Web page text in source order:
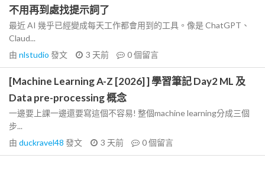
不用再到處找提示詞了
最近 AI 幾乎已經變成每天工作都會用到的工具。像是 ChatGPT、
Claud...
由 nlstudio 發文 3 天前 0個留言
[Machine Learning A-Z [2026] ] 學習筆記 Day2 ML 及
Data pre-processing 概念
一邊要上課一邊還要寫這個不容易! 整個machine learning分成三個
步...
由 duckravel48 發文 3 天前 0個留言